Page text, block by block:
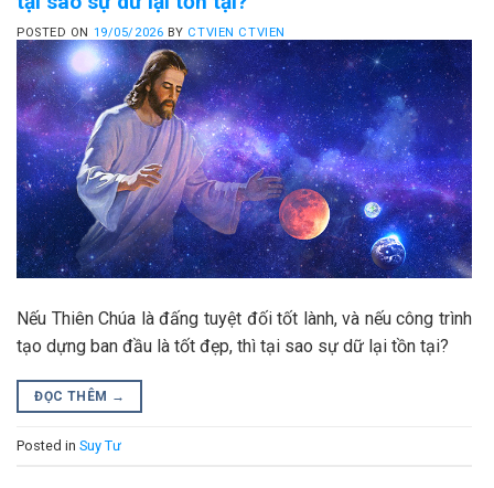
POSTED ON 19/05/2026 BY CTVIEN CTVIEN
Nếu Thiên Chúa là đấng tuyệt đối tốt lành, và nếu công trình
tạo dựng ban đầu là tốt đẹp, thì tại sao sự dữ lại tồn tại?
ĐỌC THÊM →
Posted in Suy Tư